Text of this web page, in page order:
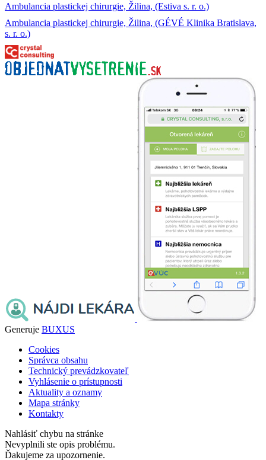
Ambulancia plastickej chirurgie, Žilina, (Estiva s. r. o.)
Ambulancia plastickej chirurgie, Žilina, (GÉVÉ Klinika Bratislava,
s. r. o.)
Generuje BUXUS
Cookies
Správca obsahu
Technický prevádzkovateľ
Vyhlásenie o prístupnosti
Aktuality a oznamy
Mapa stránky
Kontakty
Nahlásiť chybu na stránke
Nevyplnili ste opis problému.
Ďakujeme za upozornenie.